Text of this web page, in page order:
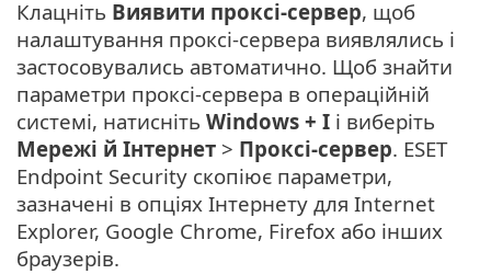
Клацніть Виявити проксі-сервер, щоб
налаштування проксі-сервера виявлялись і
застосовувались автоматично. Щоб знайти
параметри проксі-сервера в операційній
системі, натисніть Windows + I і виберіть
Мережі й Інтернет > Проксі-сервер. ESET
Endpoint Security скопіює параметри,
зазначені в опціях Інтернету для Internet
Explorer, Google Chrome, Firefox або інших
браузерів.